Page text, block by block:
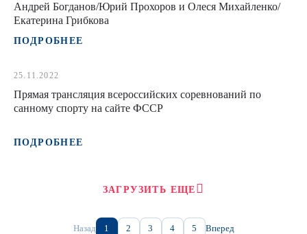
Андрей Богданов/Юрий Прохоров и Олеся Михайленко/
Екатерина Грибкова
ПОДРОБНЕЕ
25.11.2022
Прямая трансляция всероссийских соревнований по
санному спорту на сайте ФССР
ПОДРОБНЕЕ
ЗАГРУЗИТЬ ЕЩЕ
Назад 1 2 3 4 5 Вперед